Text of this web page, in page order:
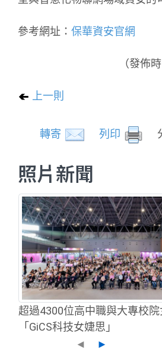
參考網址： 保華資安官網
（發佈
上一則
轉寄
列印
照片新聞
超過4300位高中職與大專校
「GiCS科技女婕思」
◄
►